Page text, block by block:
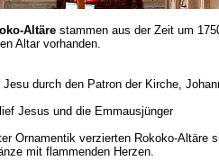
Altäre stammen aus der Zeit um
Altar vorhanden.
durch den Patron der Kirche,
Jesus und die Emmausjünger
Ornamentik verzierten Rokoko-Altäre
mit flammenden Herzen.